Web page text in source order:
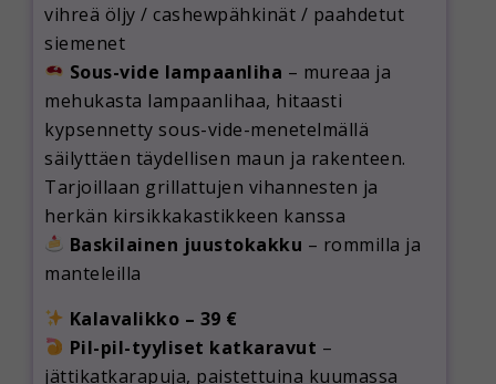
vihreä öljy / cashewpähkinät / paahdetut
siemenet
Sous-vide lampaanliha – mureaa ja
mehukasta lampaanlihaa, hitaasti
kypsennetty sous-vide-menetelmällä
säilyttäen täydellisen maun ja rakenteen.
Tarjoillaan grillattujen vihannesten ja
herkän kirsikkakastikkeen kanssa
Baskilainen juustokakku – rommilla ja
manteleilla
Kalavalikko – 39 €
Pil-pil-tyyliset katkaravut –
jättikatkarapuja, paistettuina kuumassa